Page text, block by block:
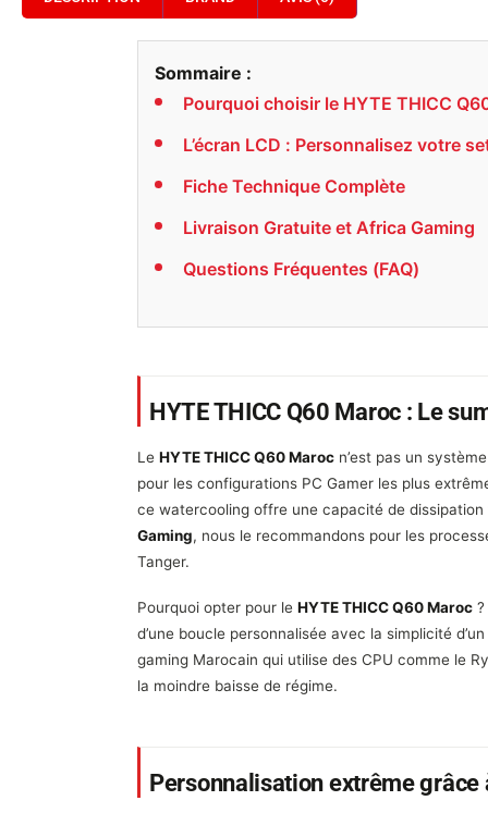
Sommaire :
Pourquoi choisir le HYTE THICC
L’écran LCD : Personnalisez votre
Fiche Technique Complète
Livraison Gratuite et Africa Gaming
Questions Fréquentes (FAQ)
HYTE THICC Q60 Maroc : Le
Le HYTE THICC Q60 Maroc n’est pas un
pour les configurations PC Gamer les plus
ce watercooling offre une capacité de
Gaming, nous le recommandons pour les
Tanger.
Pourquoi opter pour le HYTE THICC Q60 Maroc
d’une boucle personnalisée avec la simplicité
gaming Marocain qui utilise des CPU comme le
la moindre baisse de régime.
Personnalisation extrême grâce